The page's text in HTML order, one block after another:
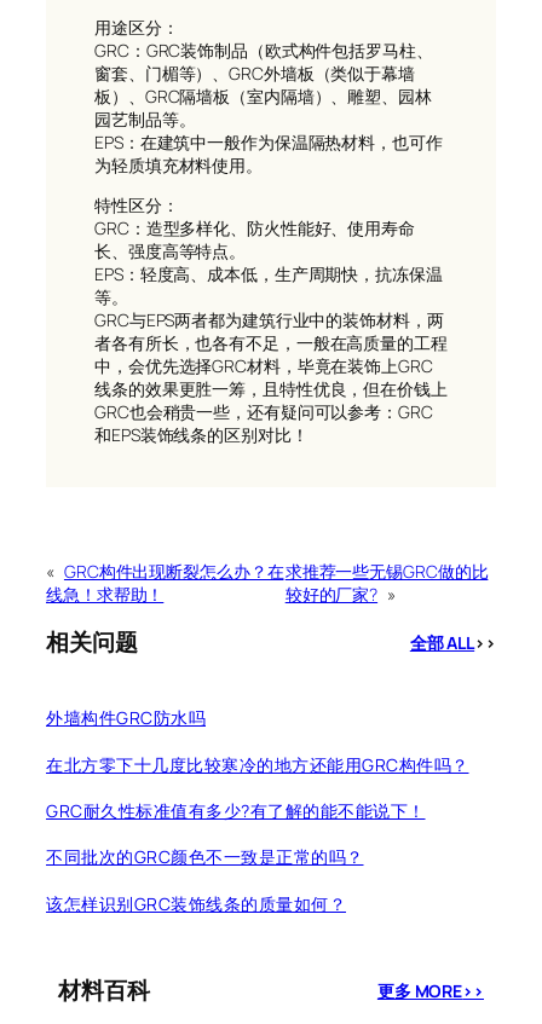
用途区分：
GRC：GRC装饰制品（欧式构件包括罗马柱、
窗套、门楣等）、GRC外墙板（类似于幕墙
板）、GRC隔墙板（室内隔墙）、雕塑、园林
园艺制品等。
EPS：在建筑中一般作为保温隔热材料，也可作
为轻质填充材料使用。
特性区分：
GRC：造型多样化、防火性能好、使用寿命
长、强度高等特点。
EPS：轻度高、成本低，生产周期快，抗冻保温
等。
GRC与EPS两者都为建筑行业中的装饰材料，两
者各有所长，也各有不足，一般在高质量的工程
中，会优先选择GRC材料，毕竟在装饰上GRC
线条的效果更胜一筹，且特性优良，但在价钱上
GRC也会稍贵一些，还有疑问可以参考：GRC
和EPS装饰线条的区别对比！
« GRC构件出现断裂怎么办？在
线急！求帮助！
求推荐一些无锡GRC做的比
较好的厂家? »
相关问题 全部 ALL>>
外墙构件GRC防水吗
在北方零下十几度比较寒冷的地方还能用GRC构件吗？
GRC耐久性标准值有多少?有了解的能不能说下！
不同批次的GRC颜色不一致是正常的吗？
该怎样识别GRC装饰线条的质量如何？
材料百科 更多 MORE>>